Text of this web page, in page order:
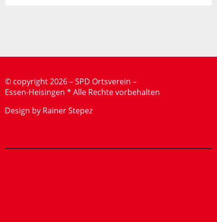
© copyright 2026 – SPD Ortsverein –
Essen-Heisingen * Alle Rechte vorbehalten
Design by Rainer Stepez